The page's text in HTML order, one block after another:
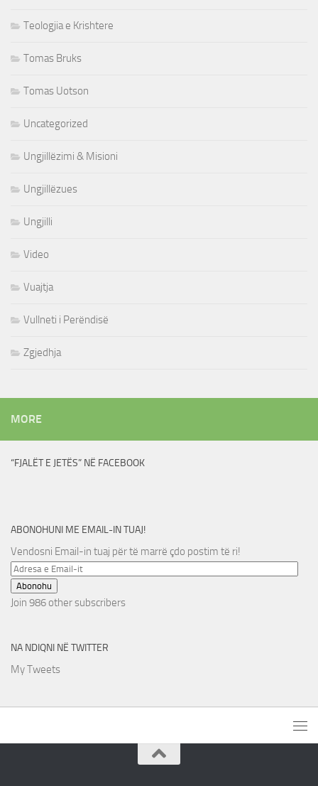
Teologjia e Krishtere
Tomas Bruks
Tomas Uotson
Uncategorized
Ungjillëzimi & Misioni
Ungjillëzues
Ungjilli
Video
Vuajtja
Vullneti i Perëndisë
Zgjedhja
MORE
“FJALËT E JETËS” NË FACEBOOK
ABONOHUNI ME EMAIL-IN TUAJ!
Vendosni Email-in tuaj për të marrë çdo postim të ri!
Adresa
e
Email-
Abonohu
Join 986 other subscribers
NA NDIQNI NË TWITTER
My Tweets